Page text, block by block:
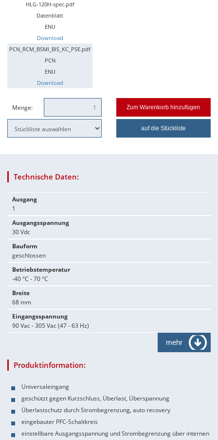
HLG-120H-spec.pdf
Datenblatt
ENU
Download
PCN_RCM_BSMI_BIS_KC_PSE.pdf
PCN
ENU
Download
Menge: Zum Warenkorb hinzufügen
auf die Stückliste
Technische Daten:
Ausgang
1
Ausgangsspannung
30 Vdc
Bauform
geschlossen
Betriebstemperatur
-40 °C - 70 °C
Breite
68 mm
Eingangsspannung
90 Vac - 305 Vac (47 - 63 Hz)
mehr
Produktinformation:
Universaleingang
geschützt gegen Kurzschluss, Überlast, Überspannung
Überlastschutz durch Strombegrenzung, auto recovery
eingebauter PFC-Schaltkreis
einstellbare Ausgangsspannung und Strombegrenzung über internen